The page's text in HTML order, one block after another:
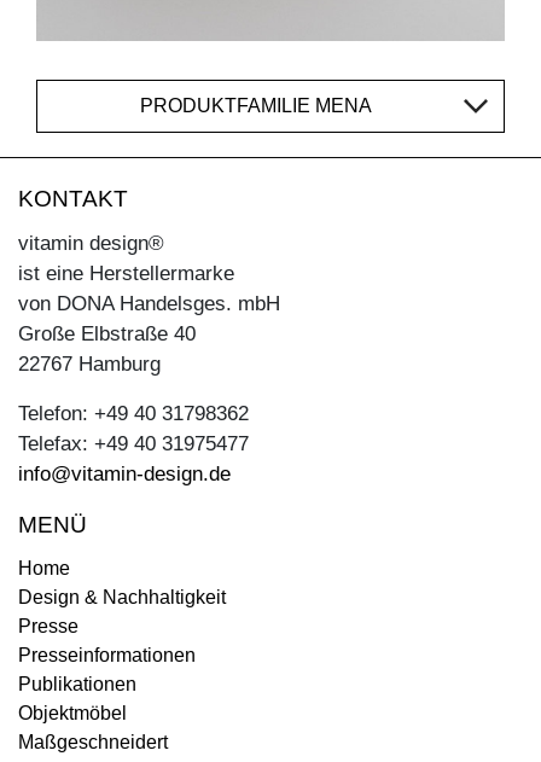
PRODUKTFAMILIE MENA
KONTAKT
vitamin design®
ist eine Herstellermarke
von DONA Handelsges. mbH
Große Elbstraße 40
22767 Hamburg
Telefon: +49 40 31798362
Telefax: +49 40 31975477
info@vitamin-design.de
MENÜ
Home
Design & Nachhaltigkeit
Presse
Presseinformationen
Publikationen
Objektmöbel
Maßgeschneidert